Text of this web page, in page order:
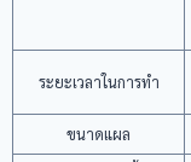
ระยะเวลาในการทำ
ขนาดแผล